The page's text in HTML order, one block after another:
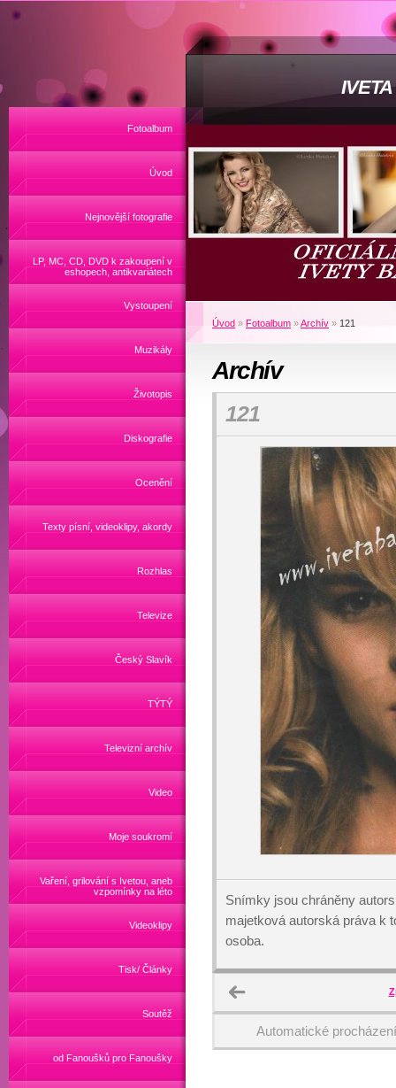
Fotoalbum
Úvod
Nejnovější fotografie
LP, MC, CD, DVD k zakoupení v
eshopech, antikvariátech
Vystoupení
Muzikály
Životopis
Diskografie
Ocenění
Texty písní, videoklipy, akordy
Rozhlas
Televize
Český Slavík
TÝTÝ
Televizní archív
Video
Moje soukromí
Vaření, grilování s Ivetou, aneb
vzpomínky na léto
Videoklipy
Tisk/ Články
Soutěž
od Fanoušků pro Fanoušky
Úvod » Fotoalbum »Archív » 121
Archív
121
Snímky jsou chráněny
majetková autorská práva k
osoba.
Automatické